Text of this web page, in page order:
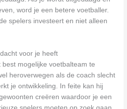
word je een betere voetballer.
spelers investeert en niet alleen
voor je heeft
mogelijke voetbalteam te
heroverwegen als de coach slecht
je ontwikkeling. In feite kan hij
creëren waardoor je een